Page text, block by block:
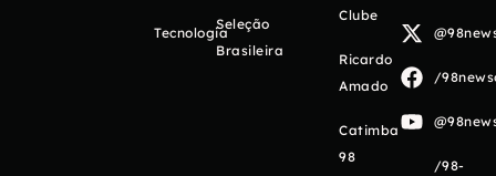
Tecnologia
Seleção
Brasileira
Clube
Ricardo
Amado
Catimba
98
/
/98-